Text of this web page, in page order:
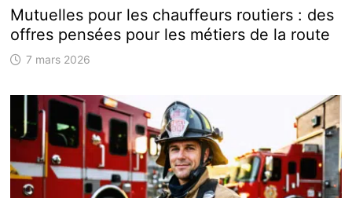
Mutuelles pour les chauffeurs routiers : des
offres pensées pour les métiers de la route
7 mars 2026